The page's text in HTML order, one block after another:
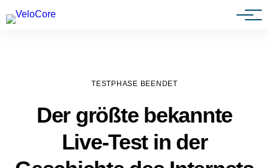
Agenturen & Webdesigner
TESTPHASE BEENDET
Der größte bekannte
Live-Test in der